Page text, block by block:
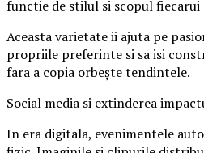
functie de stilul si scopul
Aceasta varietate ii ajuta pe
propriile preferinte si sa isi
fara a copia orbește tendintele.
Social media si extinderea
In era digitala, evenimentele